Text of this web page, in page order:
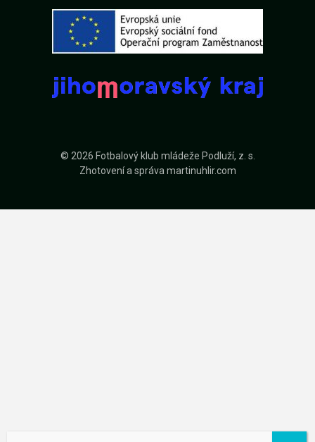
© 2026 Fotbalový klub mládeže Podluží, z. s.
Zhotovení a správamartinuhlir.com